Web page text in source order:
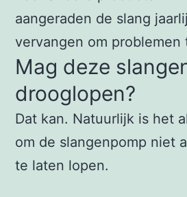
aangeraden de slang
vervangen om problemen
Mag deze
drooglopen?
Dat kan. Natuurlijk is het
om de slangenpomp niet
te laten lopen.